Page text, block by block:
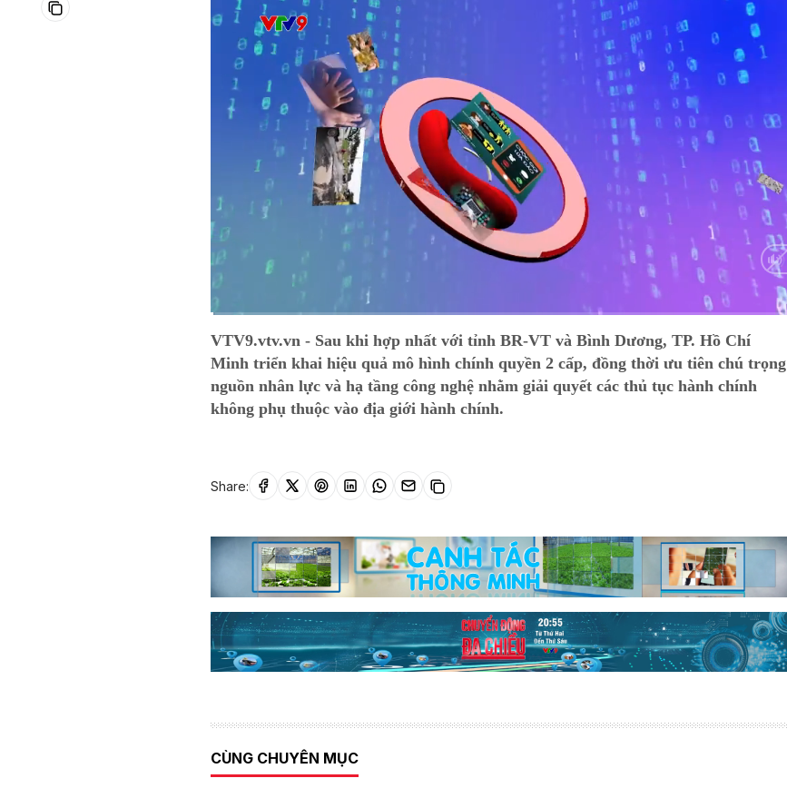
Time
VTV9.vtv.vn - Sau khi hợp nhất với tỉnh BR-VT và Bình Dương, TP. Hồ Chí
Minh triển khai hiệu quả mô hình chính quyền 2 cấp, đồng thời ưu tiên chú trọng
nguồn nhân lực và hạ tầng công nghệ nhằm giải quyết các thủ tục hành chính
không phụ thuộc vào địa giới hành chính.
Share:
CÙNG CHUYÊN MỤC